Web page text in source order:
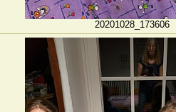
20201028_173606